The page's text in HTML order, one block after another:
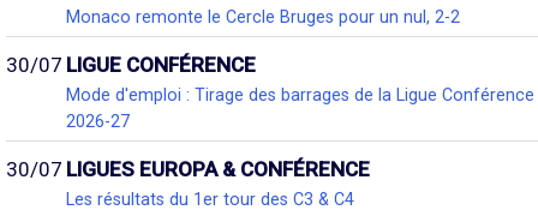
Monaco remonte le Cercle Bruges pour un nul, 2-2
30/07 LIGUE CONFÉRENCE
Mode d'emploi : Tirage des barrages de la Ligue Conférence
2026-27
30/07 LIGUES EUROPA & CONFÉRENCE
Les résultats du 1er tour des C3 & C4